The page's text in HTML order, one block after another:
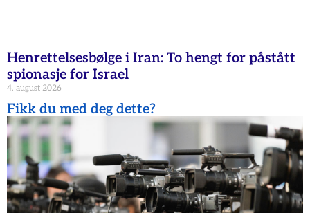
Henrettelsesbølge i Iran: To hengt for påstått
spionasje for Israel
4. august 2026
Fikk du med deg dette?